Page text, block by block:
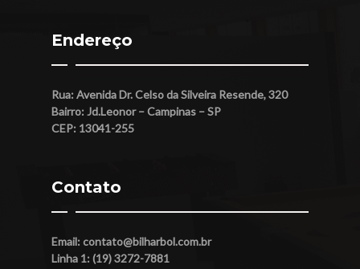
Endereço
Rua: Avenida Dr. Celso da Silveira Resende, 320
Bairro: Jd.Leonor – Campinas – SP
CEP: 13041-255
Contato
Email: contato@bilharbol.com.br
Linha 1: (19) 3272-7881